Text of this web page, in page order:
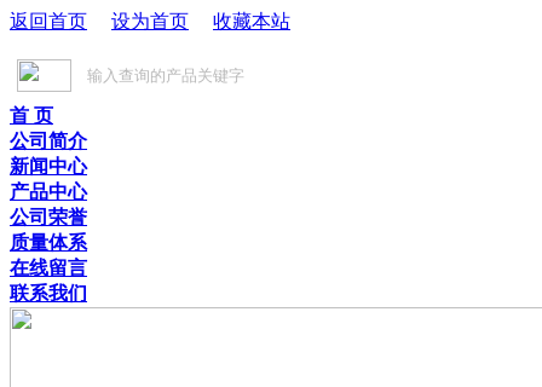
返回首页 设为首页 收藏本站
首 页
公司简介
新闻中心
产品中心
公司荣誉
质量体系
在线留言
联系我们